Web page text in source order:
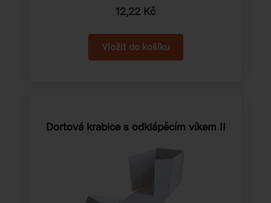
12,22 Kč
Dortová krabice s odklápěcím víkem II